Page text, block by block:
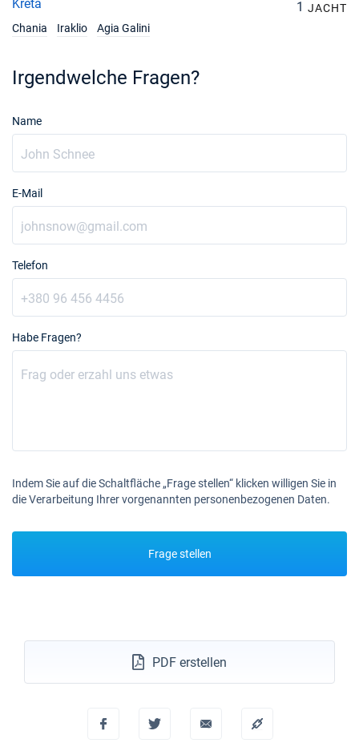
Kreta 1 JACHT
Chania
Iraklio Agia Galini
Irgendwelche Fragen?
Name
E-Mail
Telefon
Habe Fragen?
Indem Sie auf die Schaltfläche „Frage stellen“ klicken willigen Sie in
die Verarbeitung Ihrer vorgenannten personenbezogenen Daten.
Frage stellen
PDF erstellen